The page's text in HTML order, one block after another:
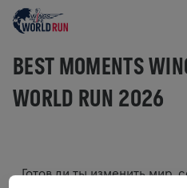
BEST MOMENTS
WORLD RUN 2026
Готов ли ты изменить мир,